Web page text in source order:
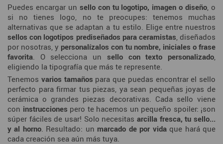
Puedes encargar un sello con tu logotipo, imagen o diseño , o
si no tienes logo, no te preocupes: tenemos muchas
alternativas que se adaptan a tu estilo. Elige entre nuestros
sellos con logotipos prediseñados para ceramistas , diseñados
por nosotras, y personalízalos con tu nombre, iniciales o frase
favorita . O selecciona un sello con texto personalizado
eligiendo la tipografía que más te represente.
Tenemos varios tamaños para que puedas encontrar el sello
perfecto para firmar tus piezas, ya sean pequeñas joyas de
cerámica o grandes piezas decorativas. Cada sello viene
con instrucciones pero te hacemos un pequeño spoiler: ¡son
súper fáciles de usar! Solo necesitas arcilla fresca, tu sello...
y al horno. Resultado: un marcado de por vidaque hará que
cada creación sea aún más tuya.